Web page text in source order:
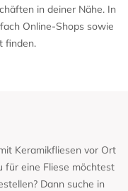
in deiner Nähe. In
Online-Shops sowie
finden.
Keramikfliesen vor Ort
für eine Fliese möchtest
Dann suche in